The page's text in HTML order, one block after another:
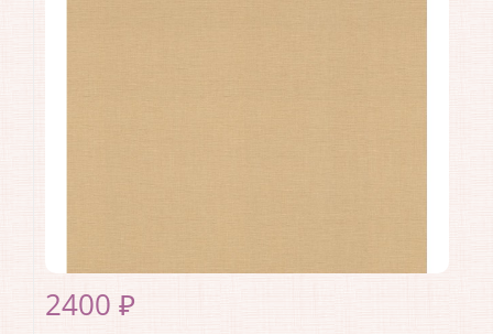
2400 ₽